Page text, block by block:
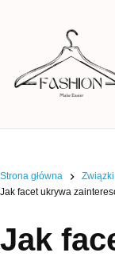
Strona główna
Związki
Jak facet ukrywa
Jak